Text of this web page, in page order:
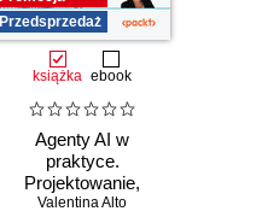
Przedsprzedaż
książka ebook
Agenty AI w
praktyce.
Projektowanie,
wdrażanie i
Valentina Alto